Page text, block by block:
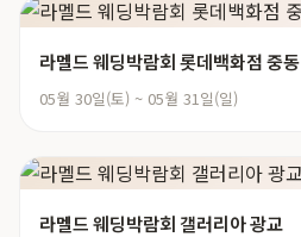
라멜드 웨딩박람회 롯데백화점 중동
05월 30일(토) ~ 05월 31일(일)
라멜드 웨딩박람회 갤러리아 광교